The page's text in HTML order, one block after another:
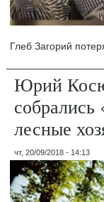
Глеб Загорий
Юрий
собрались
лесные
чт, 20/09/2018 - 14:13